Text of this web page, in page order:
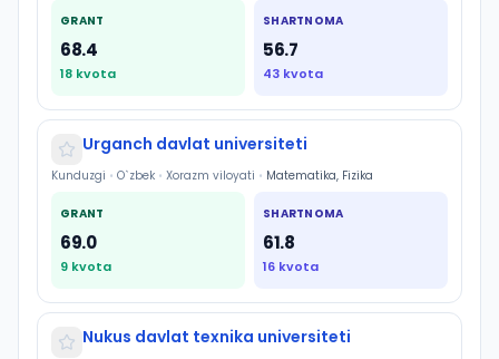
GRANT
68.4
18 kvota
SHARTNOMA
56.7
43 kvota
Urganch davlat universiteti
Kunduzgi • O`zbek • Xorazm viloyati • Matematika, Fizika
GRANT
69.0
9 kvota
SHARTNOMA
61.8
16 kvota
Nukus davlat texnika universiteti